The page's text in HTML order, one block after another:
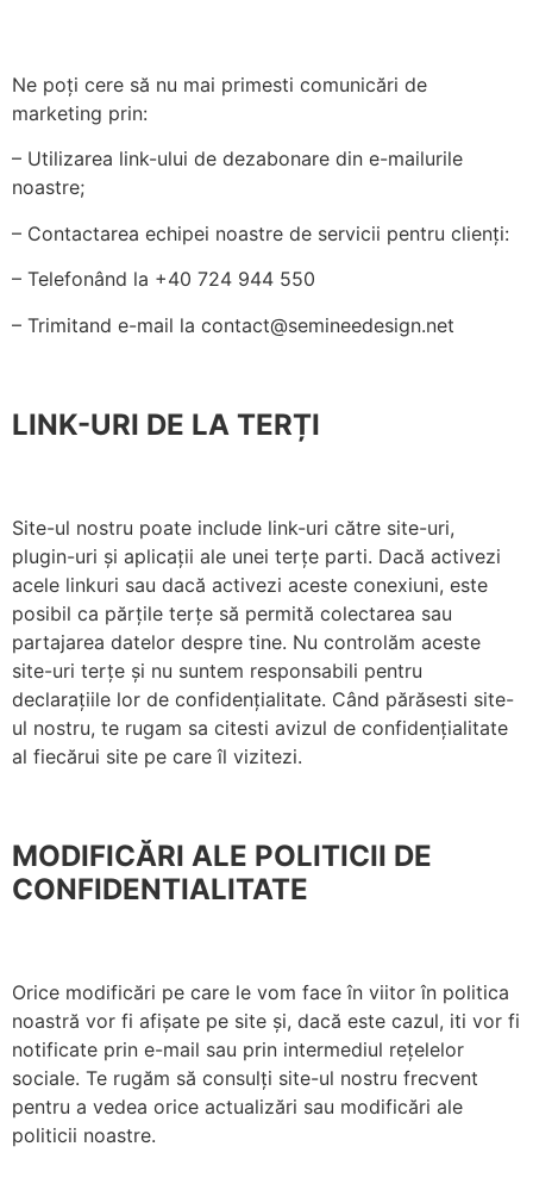
Ne poți cere să nu mai primesti comunicări de
marketing prin:
– Utilizarea link-ului de dezabonare din e-mailurile
noastre;
– Contactarea echipei noastre de servicii pentru clienți:
– Telefonând la +40 724 944 550
– Trimitand e-mail la contact@semineedesign.net
LINK-URI DE LA TERȚI
Site-ul nostru poate include link-uri către site-uri,
plugin-uri și aplicații ale unei terțe parti. Dacă activezi
acele linkuri sau dacă activezi aceste conexiuni, este
posibil ca părțile terțe să permită colectarea sau
partajarea datelor despre tine. Nu controlăm aceste
site-uri terțe și nu suntem responsabili pentru
declarațiile lor de confidențialitate. Când părăsesti site-
ul nostru, te rugam sa citesti avizul de confidențialitate
al fiecărui site pe care îl vizitezi.
MODIFICĂRI ALE POLITICII DE
CONFIDENTIALITATE
Orice modificări pe care le vom face în viitor în politica
noastră vor fi afișate pe site și, dacă este cazul, iti vor fi
notificate prin e-mail sau prin intermediul rețelelor
sociale. Te rugăm să consulți site-ul nostru frecvent
pentru a vedea orice actualizări sau modificări ale
politicii noastre.